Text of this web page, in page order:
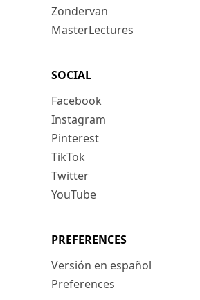
Zondervan
MasterLectures
SOCIAL
Facebook
Instagram
Pinterest
TikTok
Twitter
YouTube
PREFERENCES
Versión en español
Preferences